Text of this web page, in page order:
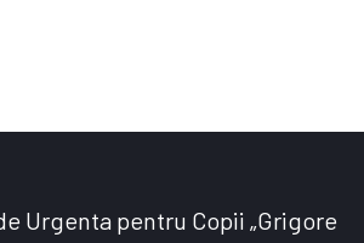
Urgenta pentru Copii „Grigore